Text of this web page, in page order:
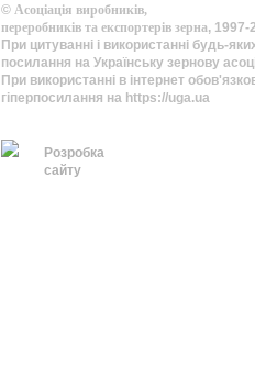
© Асоціація виробників,
переробників та експортерів зерна, 1997-
При цитуванні і використанні будь-
посилання на Українську зернову
При використанні в інтернет
гіперпосилання на https://uga.ua
Розробка
сайту